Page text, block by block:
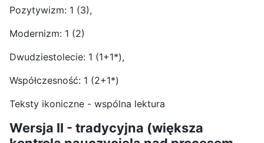
Pozytywizm: 1 (3),
Modernizm: 1 (2)
Dwudziestolecie: 1 (1+1*),
Współczesność: 1 (2+1*)
Teksty ikoniczne - wspólna lektura
Wersja II - tradycyjna (większa